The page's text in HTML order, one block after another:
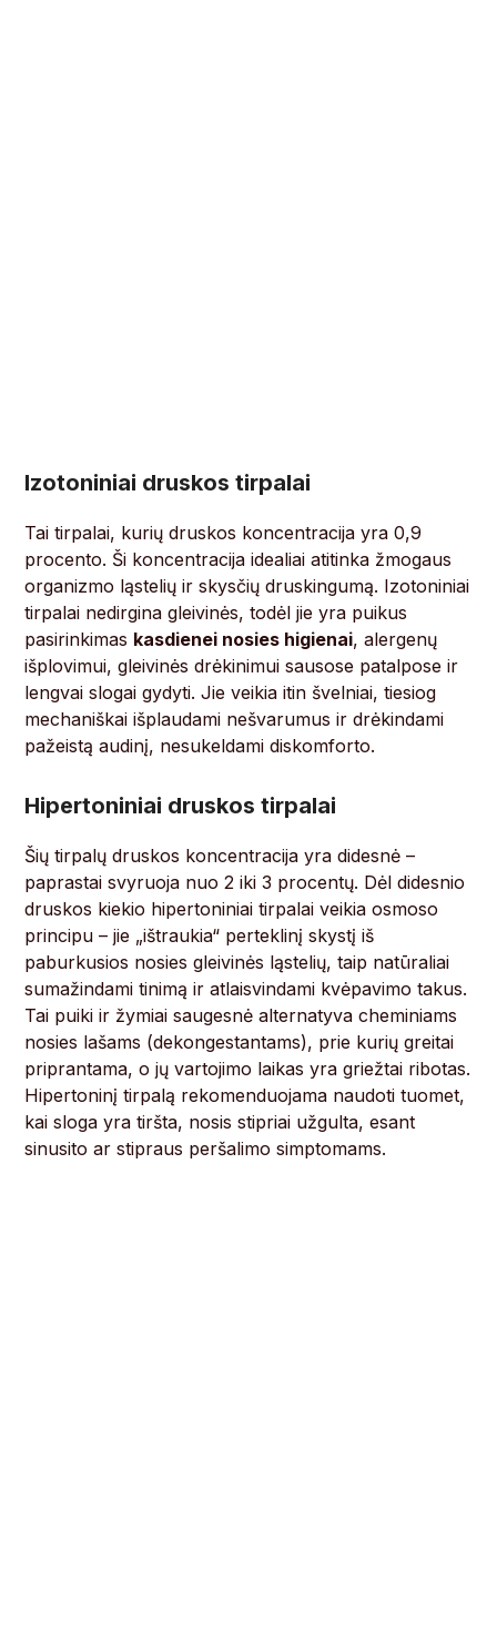
Izotoniniai druskos tirpalai
Tai tirpalai, kurių druskos koncentracija yra 0,9
procento. Ši koncentracija idealiai atitinka žmogaus
organizmo ląstelių ir skysčių druskingumą. Izotoniniai
tirpalai nedirgina gleivinės, todėl jie yra puikus
pasirinkimas kasdienei nosies higienai, alergenų
išplovimui, gleivinės drėkinimui sausose patalpose ir
lengvai slogai gydyti. Jie veikia itin švelniai, tiesiog
mechaniškai išplaudami nešvarumus ir drėkindami
pažeistą audinį, nesukeldami diskomforto.
Hipertoniniai druskos tirpalai
Šių tirpalų druskos koncentracija yra didesnė –
paprastai svyruoja nuo 2 iki 3 procentų. Dėl didesnio
druskos kiekio hipertoniniai tirpalai veikia osmoso
principu – jie „ištraukia“ perteklinį skystį iš
paburkusios nosies gleivinės ląstelių, taip natūraliai
sumažindami tinimą ir atlaisvindami kvėpavimo takus.
Tai puiki ir žymiai saugesnė alternatyva cheminiams
nosies lašams (dekongestantams), prie kurių greitai
priprantama, o jų vartojimo laikas yra griežtai ribotas.
Hipertoninį tirpalą rekomenduojama naudoti tuomet,
kai sloga yra tiršta, nosis stipriai užgulta, esant
sinusito ar stipraus peršalimo simptomams.